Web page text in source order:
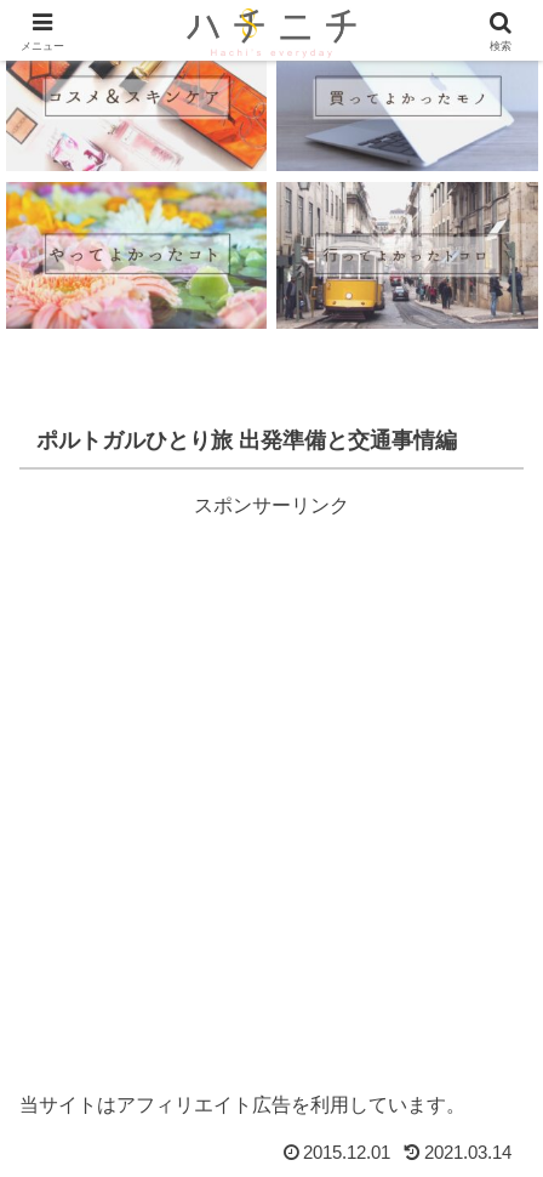
ポルトガルひとり旅 出発準備と交通事情編
スポンサーリンク
当サイトはアフィリエイト広告を利用しています。
2015.12.01 2021.03.14
メニュー 検索